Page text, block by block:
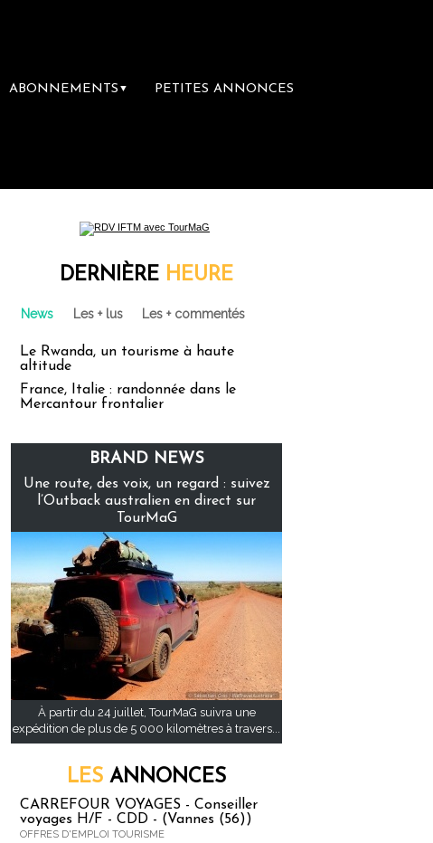
ABONNEMENTS ▼ PETITES ANNONCES
DERNIÈRE HEURE
News Les + lus Les + commentés
Le Rwanda, un tourisme à haute
altitude
France, Italie : randonnée dans le
Mercantour frontalier
BRAND NEWS
Une route, des voix, un regard : suivez
l’Outback australien en direct sur
TourMaG
À partir du 24 juillet, TourMaG suivra une
expédition de plus de 5 000 kilomètres à travers...
LES ANNONCES
CARREFOUR VOYAGES - Conseiller
voyages H/F - CDD - (Vannes (56))
OFFRES D'EMPLOI TOURISME